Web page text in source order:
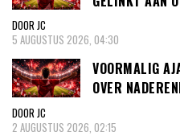
DOOR JC
5 AUGUSTUS 2026, 04:30
VOORMALIG
OVER
DOOR JC
2 AUGUSTUS 2026, 02:15